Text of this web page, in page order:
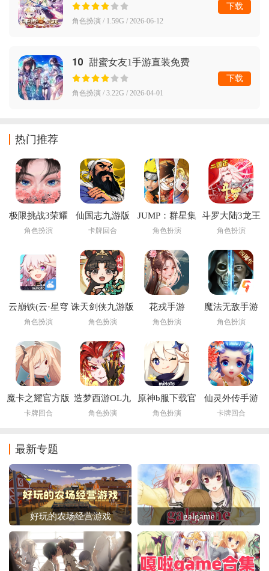
角色扮演 / 1.59G / 2026-06-12
下载
10 甜蜜女友1手游直装免费
角色扮演 / 3.22G / 2026-04-01
下载
热门推荐
极限挑战3荣耀
之战手游
角色扮演
仙国志九游版
卡牌回合
JUMP：群星集
结下载安装
角色扮演
斗罗大陆3龙王
传说官方版
角色扮演
云崩铁(云·星穹
铁道)
角色扮演
诛天剑侠九游版
角色扮演
花戎手游
角色扮演
魔法无敌手游
角色扮演
魔卡之耀官方版
卡牌回合
造梦西游OL九
游版最新版
角色扮演
原神b服下载官
方正版
角色扮演
仙灵外传手游
卡牌回合
最新专题
好玩的农场经营游戏 galgame